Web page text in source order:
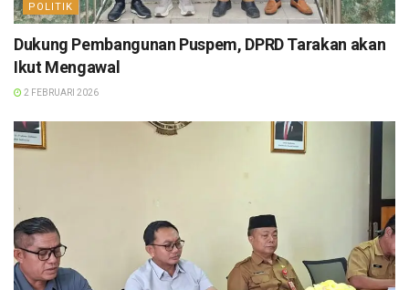
POLITIK
Dukung Pembangunan Puspem, DPRD Tarakan akan
Ikut Mengawal
2 FEBRUARI 2026